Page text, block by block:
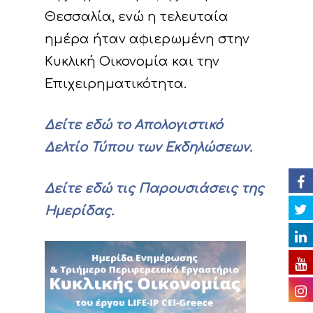
Θεσσαλία, ενώ η τελευταία
ημέρα ήταν αφιερωμένη στην
Κυκλική Οικονομία και την
Επιχειρηματικότητα.
Δείτε εδώ το Απολογιστικό
Δελτίο Τύπου των Εκδηλώσεων.
Δείτε εδώ τις Παρουσιάσεις της
Ημερίδας.
Έργο
Στοιχεία
αποτελέσματα
Δράσεις
C. Δράσεις
D. Δράσεις
Παρακολούθησης
επιπτώσεων του
Ευαισθητοποίησης
διάχυσης των
αποτελεσμάτων
Κυκλική
Newsletter
Ημερολόγιο
Φωτογραφίες
Παρουσιάσεις
Ραδιοφωνικά spots
Επικοινωνία